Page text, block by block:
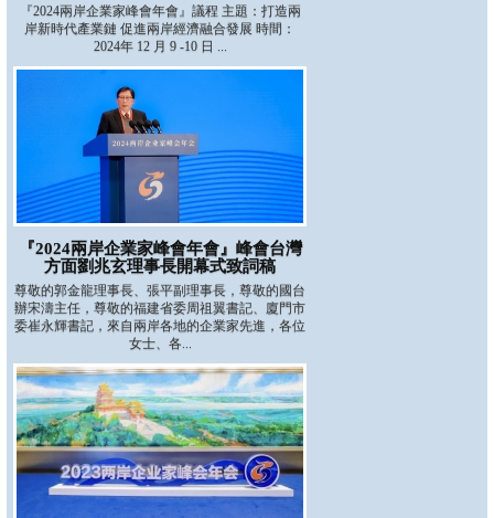
『2024兩岸企業家峰會年會』議程 主題：打造兩
岸新時代產業鏈 促進兩岸經濟融合發展 時間：
2024年 12 月 9 -10 日 ...
『2024兩岸企業家峰會年會』峰會台灣
方面劉兆玄理事長開幕式致詞稿
尊敬的郭金龍理事長、張平副理事長，尊敬的國台
辦宋濤主任，尊敬的福建省委周祖翼書記、廈門市
委崔永輝書記，來自兩岸各地的企業家先進，各位
女士、各...